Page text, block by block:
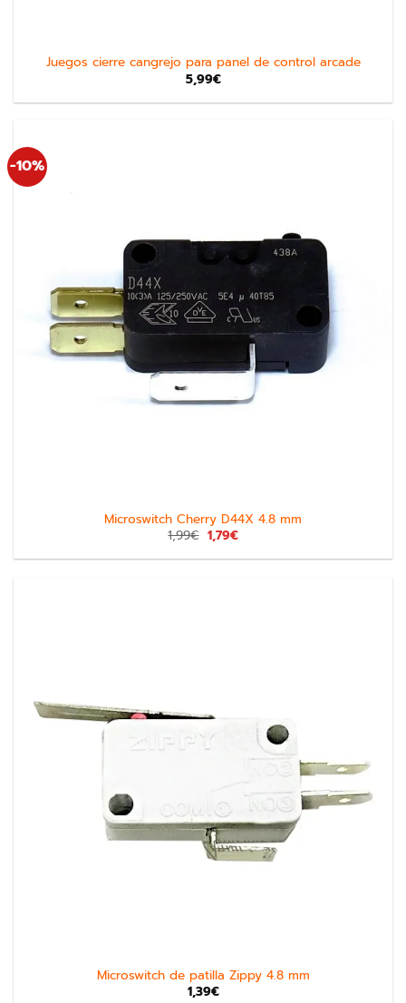
Juegos cierre cangrejo para panel de control arcade
5,99€
-10%
Microswitch Cherry D44X 4.8 mm
1,99€ 1,79€
Microswitch de patilla Zippy 4.8 mm
1,39€